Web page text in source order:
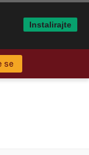
se
Instalirajte